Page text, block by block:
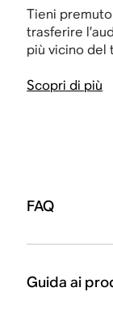
Tieni
trasferire
più vicino del
Scopri di più
FAQ
Guida ai